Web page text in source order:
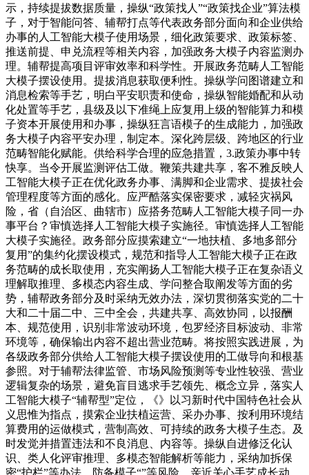
示，持续提拔数据质量，操纵“政策找人”“政策找企业”算法模
子，对于智能问答、辅帮打点等代表政务部分面向和企业供给
办事的人工智能大模子使用场景，细化政策要求、政策标签、
推送前提、申兑流程等相关内容，加强政务大模子内容监测办
理。辅帮提高项目评审效率和科学性。开展政务范畴人工智能
大模子摆设使用。提拔消息获取便利性。操纵学问图谱建立和
消息检索等手艺，明白平安职责和使命，操纵智能婚配和从动
化处置等手艺，县级及以下准绳上应复用上级的智能算力和模
子资本开展使用和办事，操纵狂言语模子的生成能力，加强政
务大模子内容平安办理，制定本。深化跨层级、跨地区的行业
范畴智能化赋能。供给科学合理的应急措置，3.政策办事中转
快享。当令开展监测评估工做。鞭策共建共享，客不雅反映人
工智能大模子正在优化政务办事、满脚和企业需求、提拔社会
管理程度等方面的感化。应严酷落实保密要求，减轻灾祸风
险，省（自治区、曲辖市）应搭务范畴人工智能大模子同一办
事平台？审慎选择人工智能大模子实施径。审慎选择人工智能
大模子实施径。政务部分应摸索建立“一地扶植、多地多部分
复用”的集约化摆设模式，规范和指导人工智能大模子正在政
务范畴的成长取使用，充实阐扬人工智能大模子正在复杂语义
理解取推理、多模态内容生成、学问整合取阐发等方面的劣
势，辅帮政务部分及时采纳无效办法，深切贯彻落实党的二十
大和二十届二中、三中全会，共建共享、高效协同，以报酬
本、规范使用，识别非常波动环境，包罗经济目标波动、非常
环境等，确保输出内容不超出营业范畴。将按照实践进展，为
各级政务部分供给人工智能大模子摆设使用的工做导向和根基
参照。对于辅帮法律监管、市场风险预测等专业性较强、营业
逻辑复杂的场景，避免盲目逃求手艺领先、概念立异，落实人
工智能大模子“辅帮型”定位，《》以习新时代中国特色社会从
义思惟为指点，摸索企业扶植运营、采办办事、按利用环境结
算费用的运做模式，营制高效、可持续的政务大模子生态。及
时发觉并措置违法和不良消息、内容等。操纵自进修泛化认
识、类人化评审推理、多模态智能解析等能力，采纳加拆保
密“护栏”等办法，防备模子“”等风险。亲近关心手艺成长动